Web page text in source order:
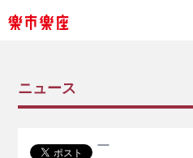
ニュース